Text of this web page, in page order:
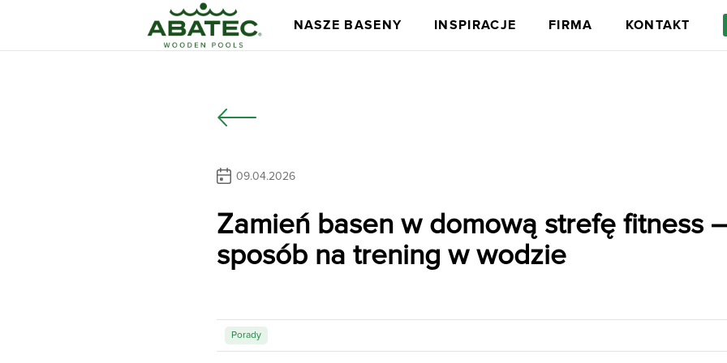
NASZE BASENY INSPIRACJE FIRMA KONTAKT
Wyposażenie dodatkowe
09.04.2026
Zamień basen w domową strefę fitness
sposób na trening w wodzie
Porady